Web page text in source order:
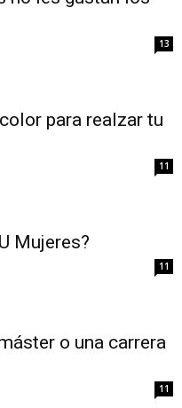
13
para realzar tu
11
Mujeres?
11
o una carrera
11